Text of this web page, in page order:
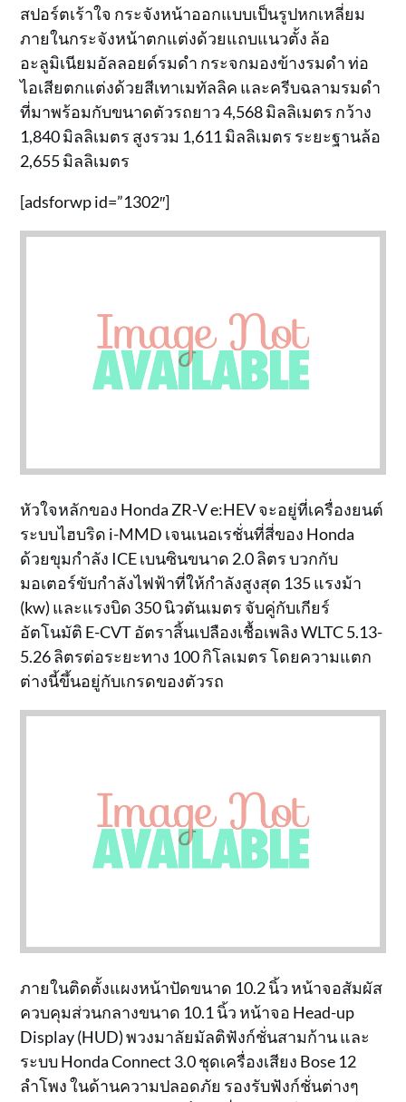
สปอร์ตเร้าใจ กระจังหน้าออกแบบเป็นรูปหกเหลี่ยม
ภายในกระจังหน้าตกแต่งด้วยแถบแนวตั้ง ล้อ
อะลูมิเนียมอัลลอยด์รมดำ กระจกมองข้างรมดำ ท่อ
ไอเสียตกแต่งด้วยสีเทาเมทัลลิค และครีบฉลามรมดำ
ที่มาพร้อมกับขนาดตัวรถยาว 4,568 มิลลิเมตร กว้าง
1,840 มิลลิเมตร สูงรวม 1,611 มิลลิเมตร ระยะฐานล้อ
2,655 มิลลิเมตร
[adsforwp id=”1302″]
หัวใจหลักของ Honda ZR-V e:HEV จะอยู่ที่เครื่องยนต์
ระบบไฮบริด i-MMD เจนเนอเรชั่นที่สี่ของ Honda
ด้วยขุมกำลัง ICE เบนซินขนาด 2.0 ลิตร บวกกับ
มอเตอร์ขับกำลังไฟฟ้าที่ให้กำลังสูงสุด 135 แรงม้า
(kw) และแรงบิด 350 นิวตันเมตร จับคู่กับเกียร์
อัตโนมัติ E-CVT อัตราสิ้นเปลืองเชื้อเพลิง WLTC 5.13-
5.26 ลิตรต่อระยะทาง 100 กิโลเมตร โดยความแตก
ต่างนี้ขึ้นอยู่กับเกรดของตัวรถ
ภายในติดตั้งแผงหน้าปัดขนาด 10.2 นิ้ว หน้าจอสัมผัส
ควบคุมส่วนกลางขนาด 10.1 นิ้ว หน้าจอ Head-up
Display (HUD) พวงมาลัยมัลติฟังก์ชั่นสามก้าน และ
ระบบ Honda Connect 3.0 ชุดเครื่องเสียง Bose 12
ลำโพง ในด้านความปลอดภัย รองรับฟังก์ชั่นต่างๆ